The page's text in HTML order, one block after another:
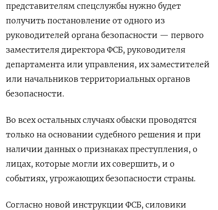
представителям спецслужбы нужно будет
получить постановление от одного из
руководителей органа безопасности — первого
заместителя директора ФСБ, руководителя
департамента или управления, их заместителей
или начальников территориальных органов
безопасности.
Во всех остальных случаях обыски проводятся
только на основании судебного решения и при
наличии данных о признаках преступления, о
лицах, которые могли их совершить, и о
событиях, угрожающих безопасности страны.
Согласно новой инструкции ФСБ, силовики